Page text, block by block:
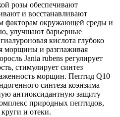
розы обеспечивают
и восстанавливают
факторам окружающей среды и
улучшают барьерные
кислота глубоко
морщины и разглаживая
Jania rubens регулирует
стимулирует синтез
морщин. Пептид Q10
синтеза коэнзима
антиоксидантную защиту
природных пептидов,
и отеки.